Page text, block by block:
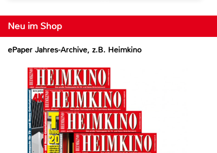
Neu im Shop
ePaper Jahres-Archive, z.B. Heimkino